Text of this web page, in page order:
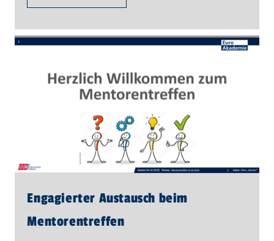
Engagierter Austausch beim
Mentorentreffen